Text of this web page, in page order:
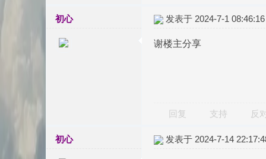
初心 发表于 2024-7-1 08:46:16
谢楼主分享
回复 支持 反
初心 发表于 2024-7-14